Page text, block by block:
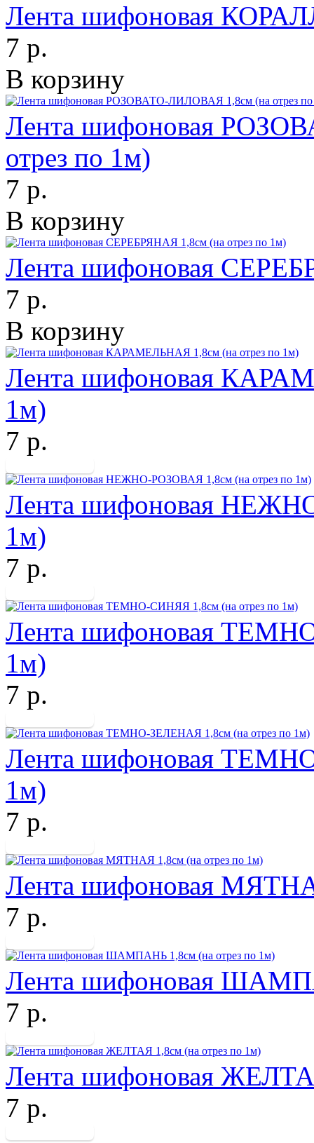
Лента шифоновая
7 р.
В корзину
Лента шифоновая
отрез по 1м)
7 р.
В корзину
Лента шифоновая
7 р.
В корзину
Лента шифоновая
1м)
7 р.
Лента шифоновая
1м)
7 р.
Лента шифоновая
1м)
7 р.
Лента шифоновая
1м)
7 р.
Лента шифоновая
7 р.
Лента шифоновая
7 р.
Лента шифоновая
7 р.